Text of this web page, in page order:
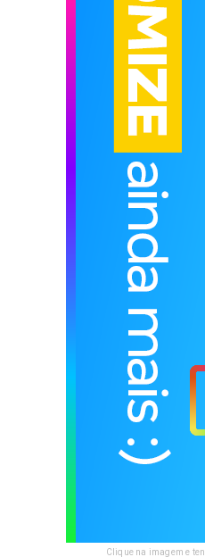
Clique na imagem e